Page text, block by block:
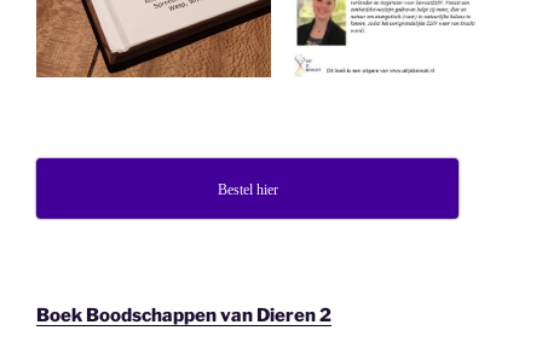
Bestel hier
Boek Boodschappen van Dieren 2